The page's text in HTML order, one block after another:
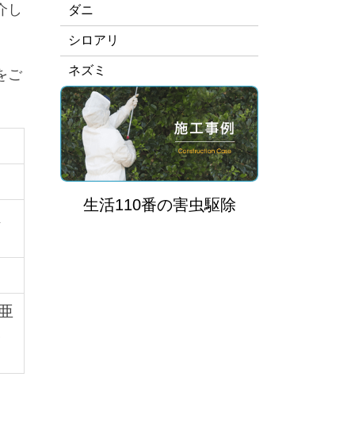
し
ご
ダニ
シロアリ
ネズミ
生活110番の害虫駆除